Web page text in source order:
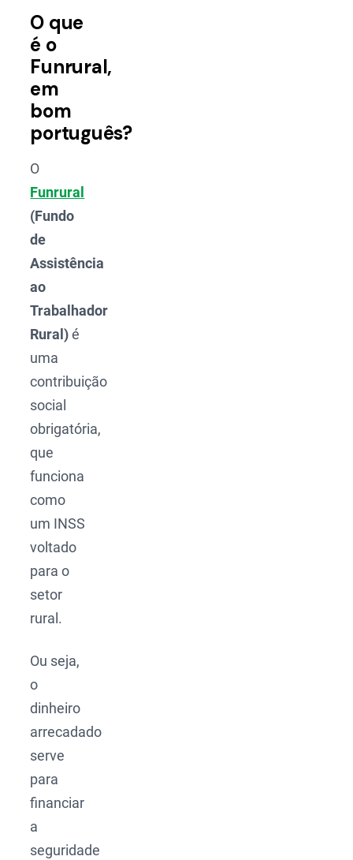
O que
é o
Funrural,
em
bom
português?
O
Funrural
(Fundo
de
Assistência
ao
Trabalhador
Rural)é
uma
contribuição
social
obrigatória,
que
funciona
como
um INSS
voltado
para o
setor
rural.
Ou seja,
o
dinheiro
arrecadado
serve
para
financiar
a
seguridade